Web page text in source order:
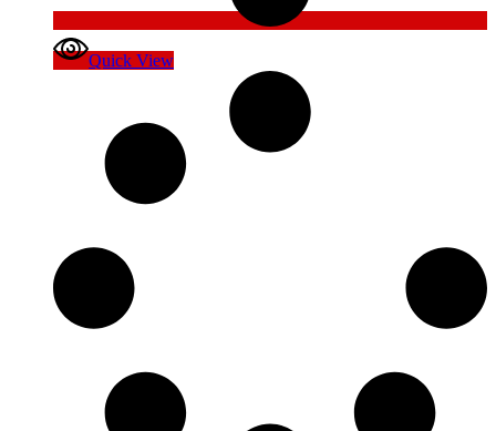
Quick View